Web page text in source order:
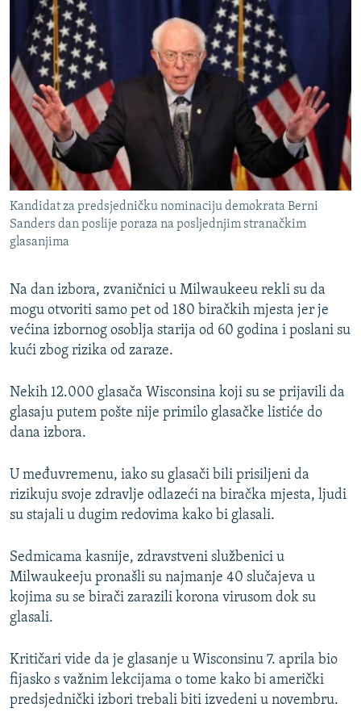
Kandidat za predsjedničku nominaciju demokrata Berni
Sanders dan poslije poraza na posljednjim stranačkim
glasanjima
Na dan izbora, zvaničnici u Milwaukeeu rekli su da
mogu otvoriti samo pet od 180 biračkih mjesta jer je
većina izbornog osoblja starija od 60 godina i poslani su
kući zbog rizika od zaraze.
Nekih 12.000 glasača Wisconsina koji su se prijavili da
glasaju putem pošte nije primilo glasačke listiće do
dana izbora.
U međuvremenu, iako su glasači bili prisiljeni da
rizikuju svoje zdravlje odlazeći na biračka mjesta, ljudi
su stajali u dugim redovima kako bi glasali.
Sedmicama kasnije, zdravstveni službenici u
Milwaukeeju pronašli su najmanje 40 slučajeva u
kojima su se birači zarazili korona virusom dok su
glasali.
Kritičari vide da je glasanje u Wisconsinu 7. aprila bio
fijasko s važnim lekcijama o tome kako bi američki
predsjednički izbori trebali biti izvedeni u novembru.